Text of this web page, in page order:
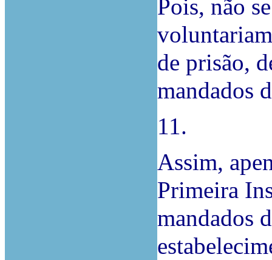
Pois, não
de prisão,
mandados
11.
Assim,
Primeira
mandados